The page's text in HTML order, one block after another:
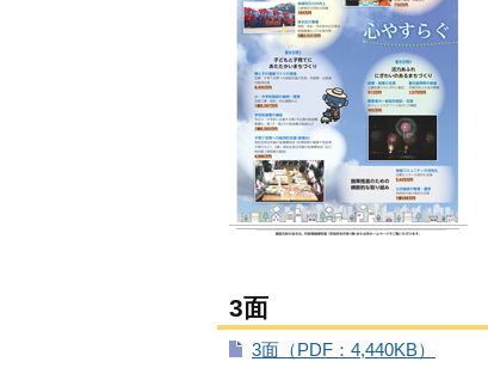
3面
3面（PDF：4,440KB）